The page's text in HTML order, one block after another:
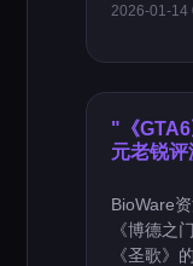
2026-01-14
"《
元老锐
BioWare
《博德之
《圣歌》